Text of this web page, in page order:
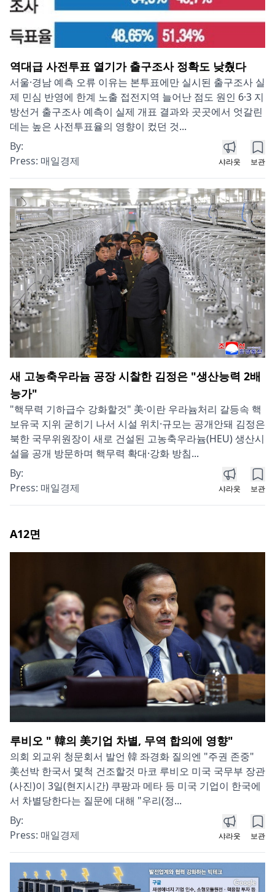
역대급 사전투표 열기가 출구조사 정확도 낮췄다
서울·경남 예측 오류 이유는 본투표에만 실시된 출구조사 실
제 민심 반영에 한계 노출 접전지역 늘어난 점도 원인 6·3 지
방선거 출구조사 예측이 실제 개표 결과와 곳곳에서 엇갈린
데는 높은 사전투표율의 영향이 컸던 것...
By:
Press: 매일경제 샤라웃 보관
새 고농축우라늄 공장 시찰한 김정은 "생산능력 2배
능가"
"핵무력 기하급수 강화할것" 美·이란 우라늄처리 갈등속 핵
보유국 지위 굳히기 나서 시설 위치·규모는 공개안돼 김정은
북한 국무위원장이 새로 건설된 고농축우라늄(HEU) 생산시
설을 공개 방문하며 핵무력 확대·강화 방침...
By:
Press: 매일경제 샤라웃 보관
A12면
루비오 " 韓의 美기업 차별, 무역 합의에 영향"
의회 외교위 청문회서 발언 韓 좌경화 질의엔 "주권 존중"
美선박 한국서 몇척 건조할것 마코 루비오 미국 국무부 장관
(사진)이 3일(현지시간) 쿠팡과 메타 등 미국 기업이 한국에
서 차별당한다는 질문에 대해 "우리(정...
By:
Press: 매일경제 샤라웃 보관